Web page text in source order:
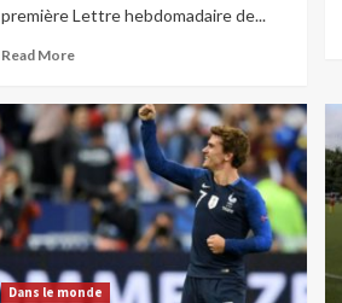
première Lettre hebdomadaire de...
Read More
Dans le monde